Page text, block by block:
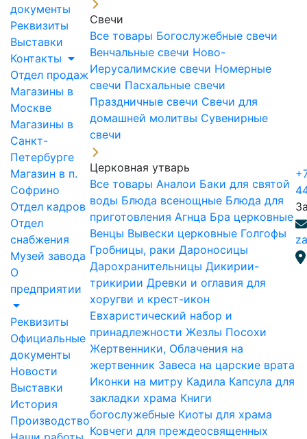
документы
Реквизиты
Выставки
Контакты
Отдел продаж
Магазины в
Москве
Магазины в
Санкт-
Петербурге
Магазин в п.
Софрино
Отдел кадров
Отдел
снабжения
Музей завода
О
предприятии
Реквизиты
Официальные
документы
Новости
Выставки
История
Производство
Свечи
Все товары Богослужебные свечи
Венчальные свечи Ново-
Иерусалимские свечи Номерные
свечи Пасхальные свечи
Праздничные свечи Свечи для
домашней молитвы Сувенирные
свечи
Церковная утварь
Все товары Аналои Баки для святой
воды Блюда всенощные Блюда для
приготовления Агнца Бра церковные
Венцы Вывески церковные Голгофы
Гробницы, раки Дароносицы
Дарохранительницы Дикирии-
трикирии Древки и оглавия для
хоругви и крест-икон
Евхаристический набор и
принадлежности Жезлы Посохи
Жертвенники, Облачения на
жертвенник Завеса на царские врата
Иконки на митру Кадила Капсула для
закладки храма Книги
богослужебные Киоты для храма
Ковчеги для преждеосвященных